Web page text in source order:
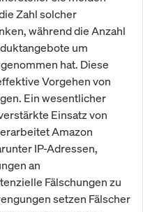
Zahl solcher
während die Anzahl
um
hat. Diese
Vorgehen von
Ein wesentlicher
Einsatz von
Amazon
IP-Adressen,
an
Fälschungen zu
setzen Fälscher